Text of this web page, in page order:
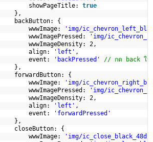
showPageTitle: true
},
backButton: {
wwwImage:
'img/
wwwImagePressed:
'img/
wwwImageDensity: 2,
align:
'left' ,
event:
'backPressed'
// กด back ให้
},
forwardButton: {
wwwImage:
'img/
wwwImagePressed:
'img/
wwwImageDensity: 2,
align:
'left' ,
event:
'forwardPressed'
},
closeButton: {
wwwImage:
'img/